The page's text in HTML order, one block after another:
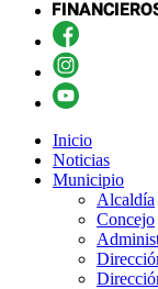
Inicio
Noticias
Municipio
Alcaldía
Concejo